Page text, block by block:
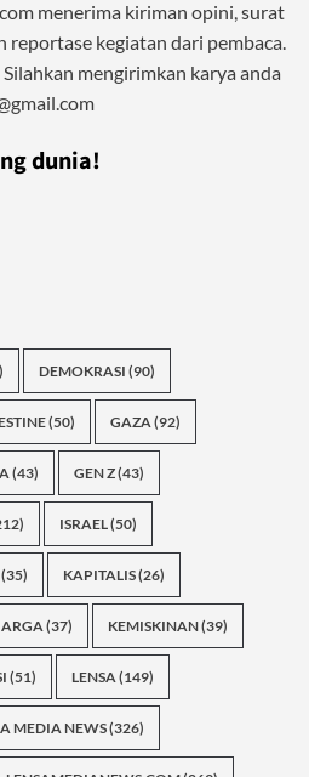
menerima kiriman opini, surat
reportase kegiatan dari pembaca.
mengirimkan karya anda
dunia!
DEMOKRASI (90)
(50) GAZA(92)
(43) GEN Z(43)
ISRAEL(50)
KAPITALIS(26)
(37) KEMISKINAN(39)
(51) LENSA(149)
MEDIA NEWS(326)